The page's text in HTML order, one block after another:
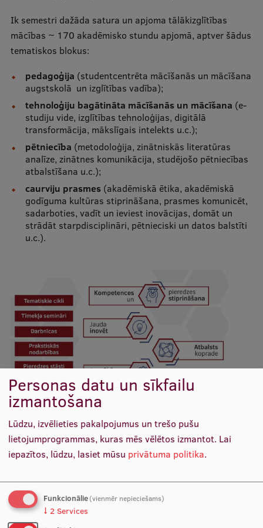
Ik semestri dažāda satura un apjoma tālākizglītības
mācības ~ 170 akadēmisko stundu apjomā, aptver šādus
tematiskos blokus:
pedagoģija (studentcentrēta mācīšanās un mācīšana
augstskolā un izglītības vadība);
tehnoloģiju bagātināta mācīšanās un mācīšana (e-
studiju vide, izglītības tehnoloģijas, digitālā
transformācija, mākslīgais intelekts u.c.);
pētniecība (metodoloģija, zinātniskās literatūras
analīze, zinātnes komunikācija, studējošo pētniecības
atbalstīšana u.c.);
caurviju prasmes(akadēmiskā ētika, akadēmiskā
godīguma kultūras stiprināšana, prasmes komunicēt,
sadarboties, vadīt un ieviest inovācijas, domāt un
strādāt starpdisciplināri, pētnieciski un datos balstīti
u.c.).
Hospitēšana
Personas datu un sīkfailu
izmantošana
Lūdzu, izvēlieties pakalpojumus un trešo pušu
lietojumprogrammas, kuras mēs vēlētos izmantot. Lai
iepazītos, lūdzu, lasiet mūsu privātuma politika.
Funkcionālie(vienmēr nepieciešams)
↓ 2 Services